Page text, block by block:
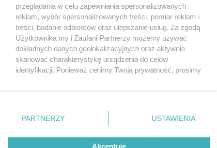
2 / 0
Nie zapomnij
zapoznać się z:
polityką prywatności regulamin korzystania z portali
Twojemiasto
Piekary Śląskie
Chorzów
Tarnowskie Góry
Gliwice
Skontakuj sięz nami
Kontakt
Wydawca
Redakcja
przeglądania w celu zapewniania spersonalizowanych
reklam, wybór spersonalizowanych treści, pomiar reklam i
treści, badanie odbiorców oraz ulepszanie usług. Za zgodą
Użytkownika my i Zaufani Partnerzy możemy używać
dokładnych danych geolokalizacyjnych oraz aktywnie
skanować charakterystykę urządzenia do celów
identyfikacji. Ponieważ cenimy Twoją prywatność, prosimy
prywatności znajdujący się w lewym dolnym rogu strony
. Niektóre rodzaje przetwarzania danych nie wymagają
zgody użytkownika, ale masz prawo sprzeciwić się
takiemu przetwarzaniu. Preferencje będą miały
PARTNERZY USTAWIENIA
Akceptuję